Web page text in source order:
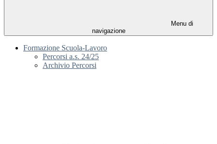
Menu di
navigazione
Formazione Scuola-Lavoro
Percorsi a.s. 24/25
Archivio Percorsi